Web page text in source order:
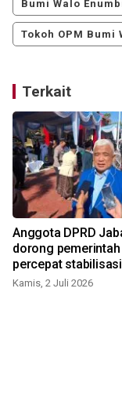
Bumi Walo
Tokoh OPM Bumi
Terkait
Anggota DPRD
dorong pemerintah
percepat
telur dan ayam
Kamis, 2 Juli 2026